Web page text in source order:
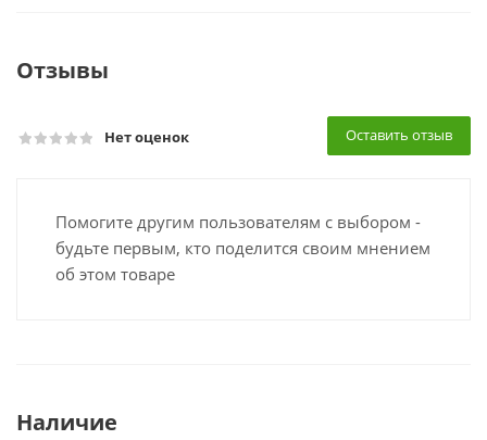
Отзывы
Нет оценок Оставить отзыв
Помогите другим пользователям с выбором -
будьте первым, кто поделится своим мнением
об этом товаре
Наличие